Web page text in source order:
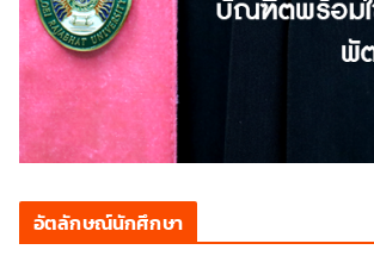
อัตลักษณ์นักศึกษา